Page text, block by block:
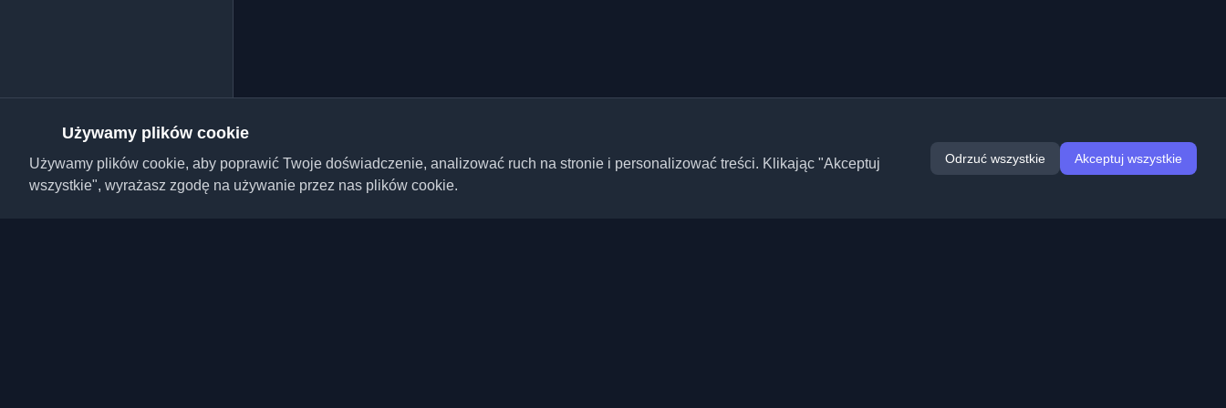
Używamy plików cookie
Używamy plików cookie, aby poprawić Twoje doświadczenie, analizować ruch na stronie i personalizować treści. Klikając "Akceptuj
wszystkie", wyrażasz zgodę na używanie przez nas plików cookie.
Odrzuć wszystkie Akceptuj wszystkie